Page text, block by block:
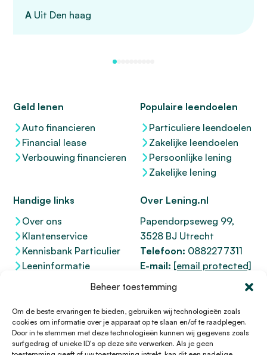
Beheer toestemming
Om de beste ervaringen te bieden, gebruiken wij technologieën zoals
cookies om informatie over je apparaat op te slaan en/of te raadplegen.
Door in te stemmen met deze technologieën kunnen wij gegevens zoals
surfgedrag of unieke ID's op deze site verwerken. Als je geen
A Uit Den haag
Geld lenen
Auto financieren
Financial lease
Verbouwing financieren
Populaire leendoelen
Particuliere leendoelen
Zakelijke leendoelen
Persoonlijke lening
Zakelijke lening
Handige links
Over ons
Klantenservice
Kennisbank Particulier
Leeninformatie
Over Lening.nl
Papendorpseweg 99,
3528 BJ Utrecht
Telefoon: 0882277311
E-mail: [email protected]
KvK 76100200
12047091
Kifid 300.017942